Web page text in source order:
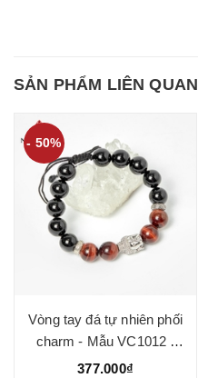
SẢN PHẨM LIÊN QUAN
- 50%
Vòng tay đá tự nhiên phối
charm - Mẫu VC1012 -
Ngọc Quý
377.000₫